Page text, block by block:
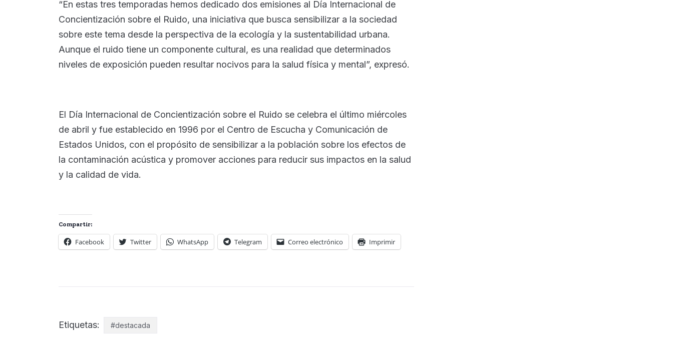
“En estas tres temporadas hemos dedicado dos emisiones al Día Internacional de
Concientización sobre el Ruido, una iniciativa que busca sensibilizar a la sociedad
sobre este tema desde la perspectiva de la ecología y la sustentabilidad urbana.
Aunque el ruido tiene un componente cultural, es una realidad que determinados
niveles de exposición pueden resultar nocivos para la salud física y mental”, expresó.
El Día Internacional de Concientización sobre el Ruido se celebra el último miércoles
de abril y fue establecido en 1996 por el Centro de Escucha y Comunicación de
Estados Unidos, con el propósito de sensibilizar a la población sobre los efectos de
la contaminación acústica y promover acciones para reducir sus impactos en la salud
y la calidad de vida.
Compartir:
Facebook Twitter WhatsApp Telegram Correo electrónico Imprimir
Etiquetas: #destacada